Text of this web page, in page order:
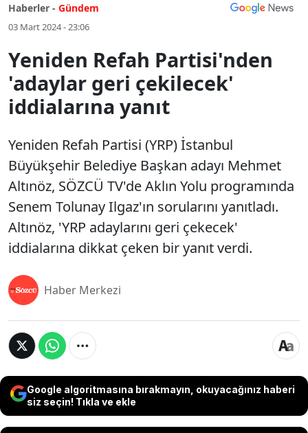
Haberler - Gündem
03 Mart 2024 - 23:06
Yeniden Refah Partisi'nden
'adaylar geri çekilecek'
iddialarına yanıt
Yeniden Refah Partisi (YRP) İstanbul
Büyükşehir Belediye Başkan adayı Mehmet
Altınöz, SÖZCÜ TV'de Aklın Yolu programında
Senem Tolunay Ilgaz'ın sorularını yanıtladı.
Altınöz, 'YRP adaylarını geri çekecek'
iddialarına dikkat çeken bir yanıt verdi.
Haber Merkezi
Google algoritmasına bırakmayın, okuyacağınız haberi
siz seçin! Tıkla ve ekle